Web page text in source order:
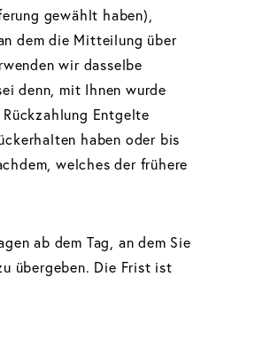
gewählt haben),
dem die Mitteilung über
wir dasselbe
denn, mit Ihnen wurde
Entgelte
haben oder bis
welches der frühere
ab dem Tag, an dem Sie
übergeben. Die Frist ist